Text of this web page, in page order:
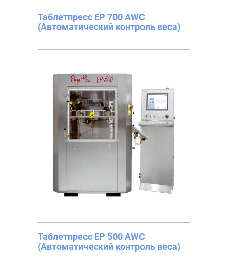
Таблетпресс EP 700 AWC
(Автоматический контроль веса)
Таблетпресс EP 500 AWC
(Автоматический контроль веса)